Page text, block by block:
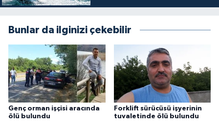
Bunlar da ilginizi çekebilir
Genç orman işçisi aracında
ölü bulundu
Forklift sürücüsü işyerinin
tuvaletinde ölü bulundu